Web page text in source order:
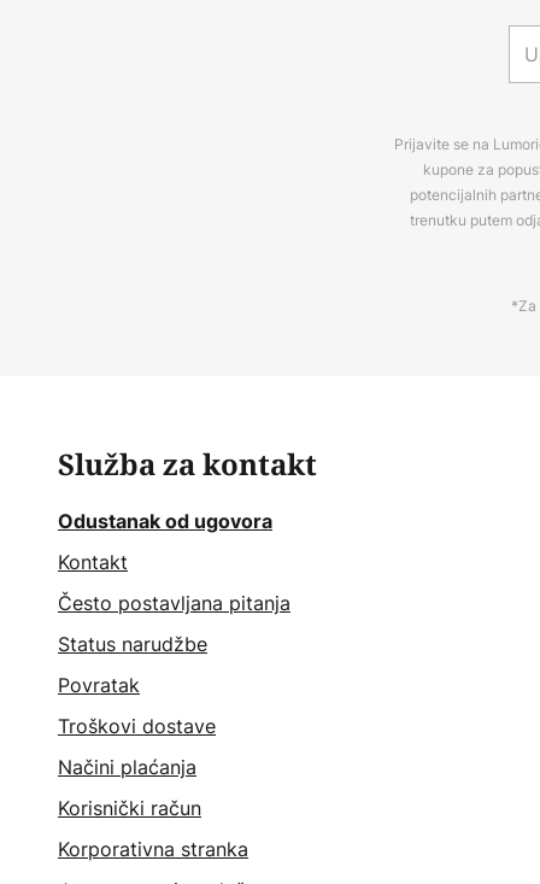
Prijavite se na
kupone za
potencijalnih
trenutku putem
*Za
Služba za kontakt
Odustanak od ugovora
Kontakt
Često postavljana pitanja
Status narudžbe
Povratak
Troškovi dostave
Načini plaćanja
Korisnički račun
Korporativna stranka